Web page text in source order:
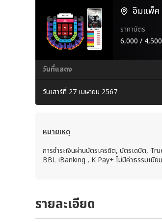
อิมแพ็ค
ราคาบัตร
6,000 /
วันที่แสดง
วันเสาร์ที่ 27 เมษายน 2567
หมายเหตุ
การชำระเงินผ่านบัตรเครดิต, บัตรเดบิต,
BBL iBanking , K Pay+ ไม่มีค่าธรรมเนียม
รายละเอียด